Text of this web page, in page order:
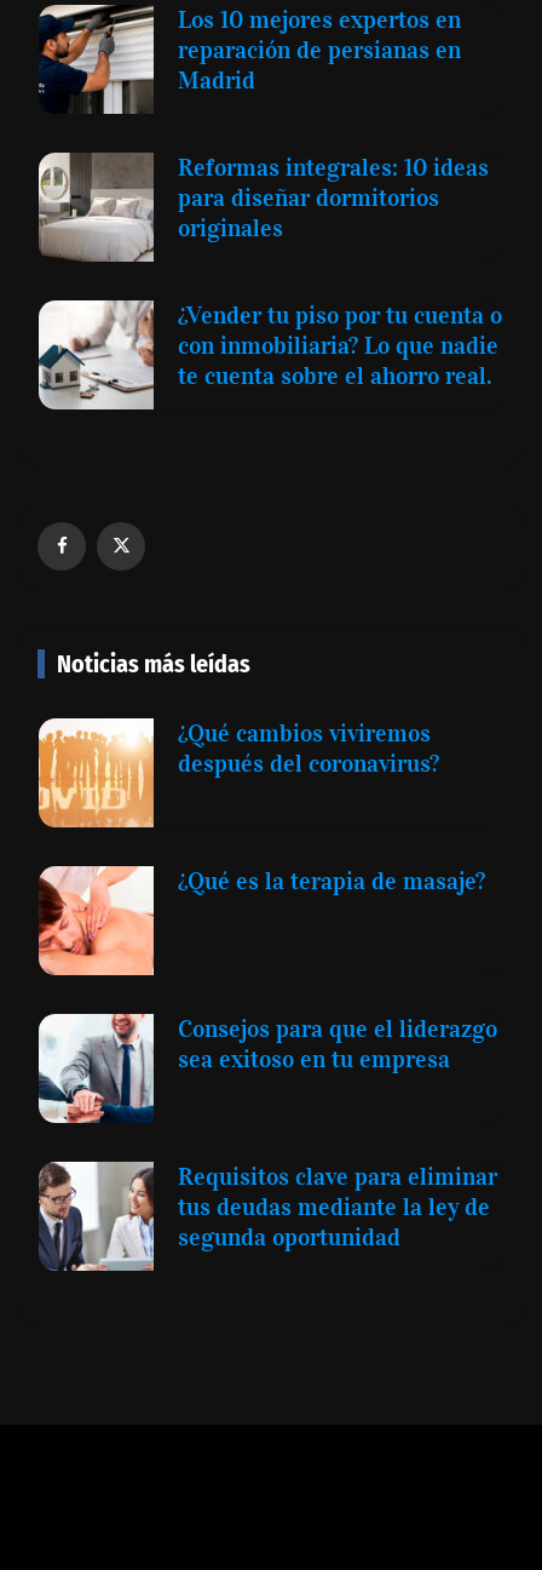
Los 10 mejores expertos en
reparación de persianas en
Madrid
Reformas integrales: 10 ideas
para diseñar dormitorios
originales
¿Vender tu piso por tu cuenta o
con inmobiliaria? Lo que nadie
te cuenta sobre el ahorro real.
Noticias más leídas
¿Qué cambios viviremos
después del coronavirus?
¿Qué es la terapia de masaje?
Consejos para que el liderazgo
sea exitoso en tu empresa
Requisitos clave para eliminar
tus deudas mediante la ley de
segunda oportunidad